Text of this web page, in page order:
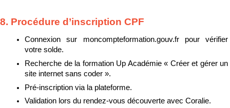
8. Procédure d’inscription CPF
Connexion sur moncompteformation.gouv.fr pour vérifier
votre solde.
Recherche de la formation Up Académie « Créer et gérer un
site internet sans coder ».
Pré-inscription via la plateforme.
Validation lors du rendez-vous découverte avec Coralie.